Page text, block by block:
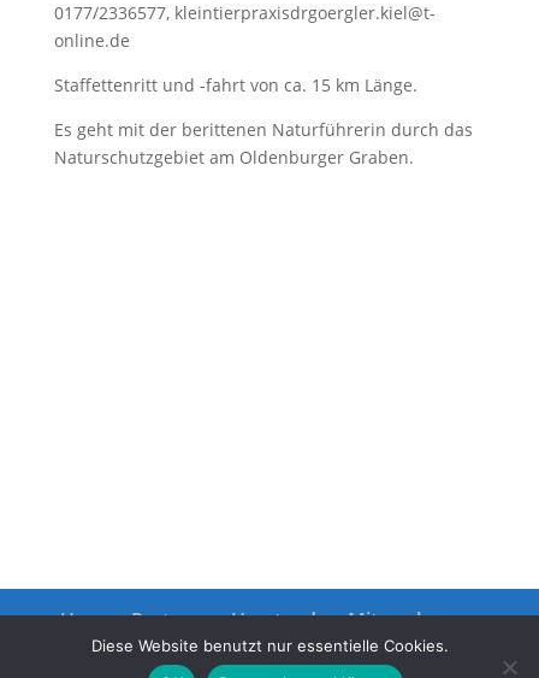
0177/2336577, kleintierpraxisdrgoergler.kiel@t-
online.de
Staffettenritt und -fahrt von ca. 15 km Länge.
Es geht mit der berittenen Naturführerin durch das
Naturschutzgebiet am Oldenburger Graben.
Unsere Partner Vorstand
Mitmachen
Datenschutz
Impressum
Diese Website benutzt nur essentielle Cookies.